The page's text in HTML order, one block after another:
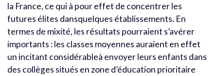
la France, ce qui à pour effet de concentrer les
futures élites dansquelques établissements. En
termes de mixité, les résultats pourraient s’avérer
importants : les classes moyennes auraient en effet
un incitant considérableà envoyer leurs enfants dans
des collèges situés en zone d’éducation prioritaire